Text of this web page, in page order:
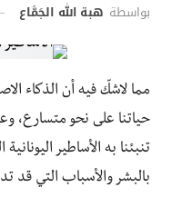
بواسطة هبة الله الجَمَّاع
مما لاشكّ فيه أن الذكاء
حياتنا على نحو متسارع،
تنبئنا به الأساطير
بالبشر والأسباب التي قد